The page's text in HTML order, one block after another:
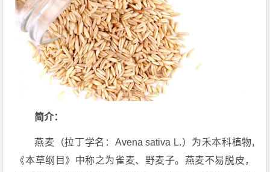
简介：
燕麦（拉丁学名：Avena sativa L.）为禾本科植物,
《本草纲目》中称之为雀麦、野麦子。燕麦不易脱皮，